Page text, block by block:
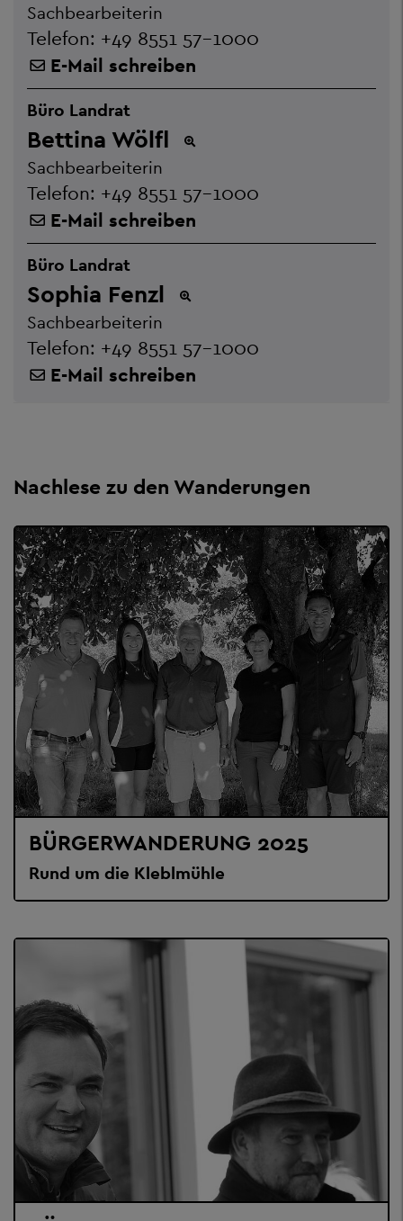
Sachbearbeiterin
Telefon: +49 8551 57-1000
E-Mail schreiben
Büro Landrat
Bettina Wölfl
Sachbearbeiterin
Telefon: +49 8551 57-1000
E-Mail schreiben
Büro Landrat
Sophia Fenzl
Sachbearbeiterin
Telefon: +49 8551 57-1000
E-Mail schreiben
Nachlese zu den Wanderungen
BÜRGERWANDERUNG 2025
Rund um die Kleblmühle